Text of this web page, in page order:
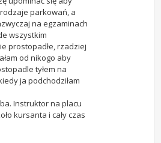
parkowań, a
na egzaminach
wszystkim
prostopadłe, rzadziej
od nikogo aby
tyłem na
ja podchodziłam
Instruktor na placu
kursanta i cały czas